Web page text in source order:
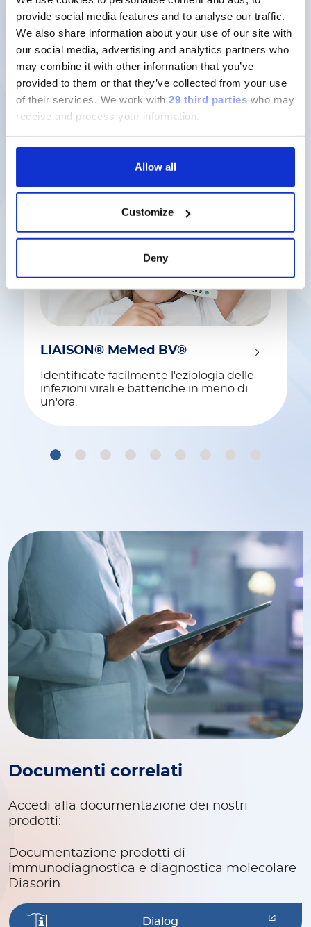
provide social media features and to analyse our traffic.
We also share information about your use of our site with
our social media, advertising and analytics partners who
may combine it with other information that you’ve
provided to them or that they’ve collected from your use
of their services. We work with 29 third parties who may
receive and process your information.
Allow all
Customize
Deny
sviluppo di farmaci.
Scopri di più
Nuove soluzioni
LIAISON® MeMed BV®
Identificate facilmente l'eziologia delle
infezioni virali e batteriche in meno di
un'ora.
1 2 3 4 5 6 7 8 9
Documenti correlati
Accedi alla documentazione dei nostri
prodotti:
Documentazione prodotti di
immunodiagnostica e diagnostica molecolare
Diasorin
Dialog